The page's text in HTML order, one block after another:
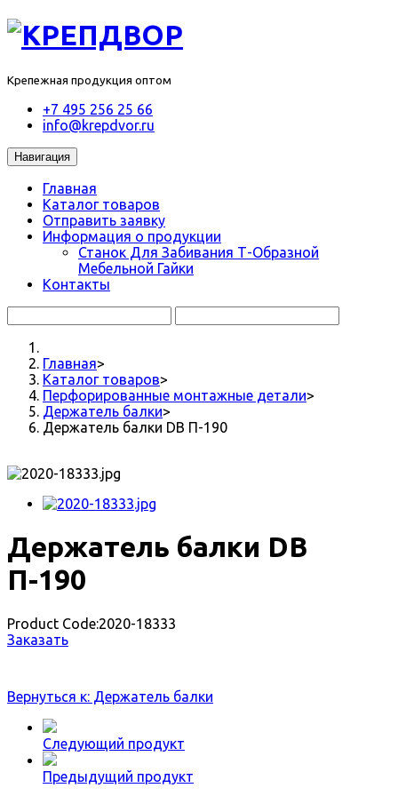
Крепежная продукция оптом
+7 495 256 25 66
info@krepdvor.ru
Навигация
Главная
Каталог товаров
Отправить заявку
Информация о продукции
Станок Для Забивания Т-Образной
Мебельной Гайки
Контакты
Главная>
Каталог товаров>
Перфорированные монтажные детали>
Держатель балки>
Держатель балки DB П-190
Держатель балки DB
П-190
Product Code:2020-18333
Заказать
Вернуться к: Держатель балки
Следующий продукт
Предыдущий продукт